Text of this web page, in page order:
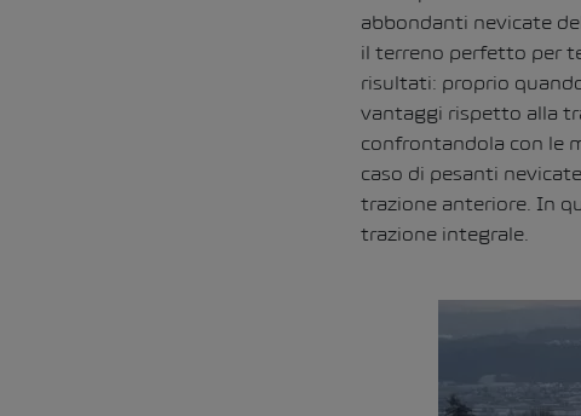
abbondanti nevicate
il terreno perfetto per
risultati: proprio
vantaggi rispetto alla
confrontandola con le
caso di pesanti
trazione anteriore. In
trazione integrale.